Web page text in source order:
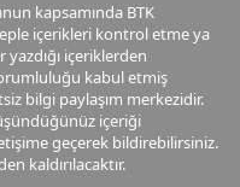
kapsamında BTK
içerikleri kontrol etme ya
içeriklerden
kabul etmiş
bilgi paylaşım merkezidir.
içeriği
geçerek bildirebilirsiniz.
kaldırılacaktır.